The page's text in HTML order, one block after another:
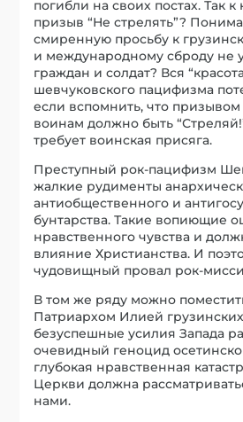
погибли на своих постах. Так
призыв “Не стрелять”?
смиренную просьбу к
и международному сброду не
граждан и солдат? Вся
шевчуковского пацифизма
если вспомнить, что призывом
воинам должно быть
требует воинская присяга.
Преступный рок-пацифизм
жалкие рудименты
антиобщественного и
бунтарства. Такие вопиющие
нравственного чувства и
влияние Христианства. И
чудовищный провал рок-
В том же ряду можно
Патриархом Илией грузинских
безуспешные усилия Запада
очевидный геноцид
глубокая нравственная
Церкви должна
нами.